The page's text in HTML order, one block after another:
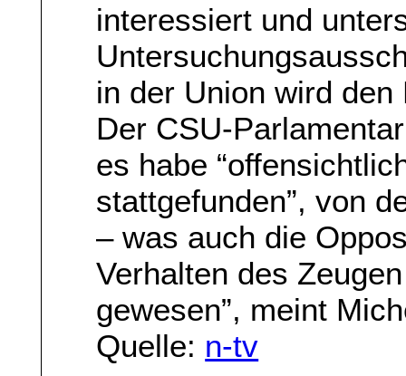
interessiert und
in der Union wird
Der CSU-
es habe
stattgefunden”, von
– was auch die
Verhalten des
gewesen”, meint
Quelle: n-tv